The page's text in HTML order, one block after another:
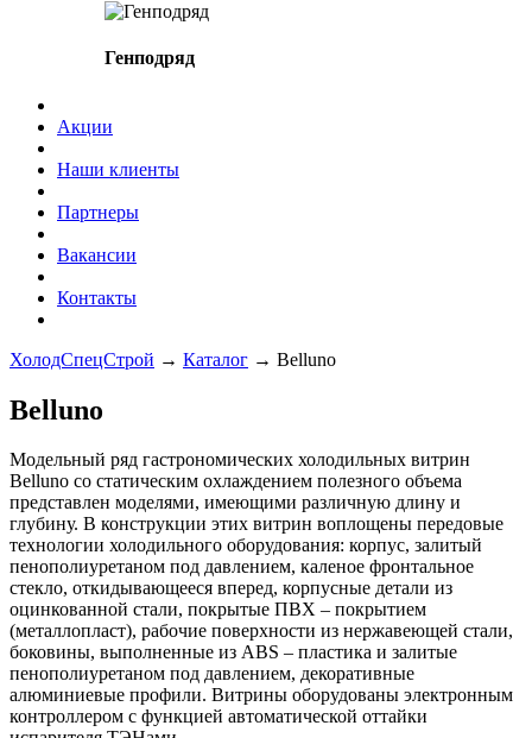
Генподряд
Акции
Наши клиенты
Партнеры
Вакансии
Контакты
ХолодСпецСтрой → Каталог → Belluno
Belluno
Модельный ряд гастрономических холодильных витрин
Belluno со статическим охлаждением полезного объема
представлен моделями, имеющими различную длину и
глубину. В конструкции этих витрин воплощены передовые
технологии холодильного оборудования: корпус, залитый
пенополиуретаном под давлением, каленое фронтальное
стекло, откидывающееся вперед, корпусные детали из
оцинкованной стали, покрытые ПВХ – покрытием
(металлопласт), рабочие поверхности из нержавеющей стали,
боковины, выполненные из ABS – пластика и залитые
пенополиуретаном под давлением, декоративные
алюминиевые профили. Витрины оборудованы электронным
контроллером с функцией автоматической оттайки